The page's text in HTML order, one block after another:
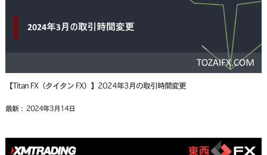
【Titan FX（タイタン FX）】2024年3月の取引時間変更
最新： 2024年3月14日